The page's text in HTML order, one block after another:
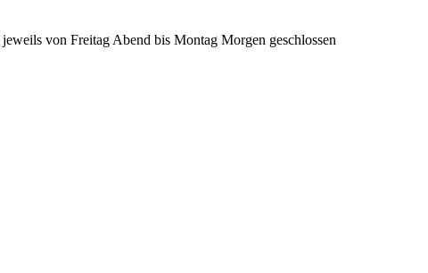
von Freitag Abend bis Montag Morgen geschlossen